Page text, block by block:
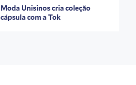
Moda Unisinos cria coleção
cápsula com a Tok